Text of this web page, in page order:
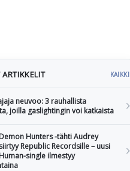
KAIKKI
neuvoo: 3 rauhallista
joilla gaslightingin voi katkaista
Hunters -tähti Audrey
Republic Recordsille – uusi
single ilmestyy